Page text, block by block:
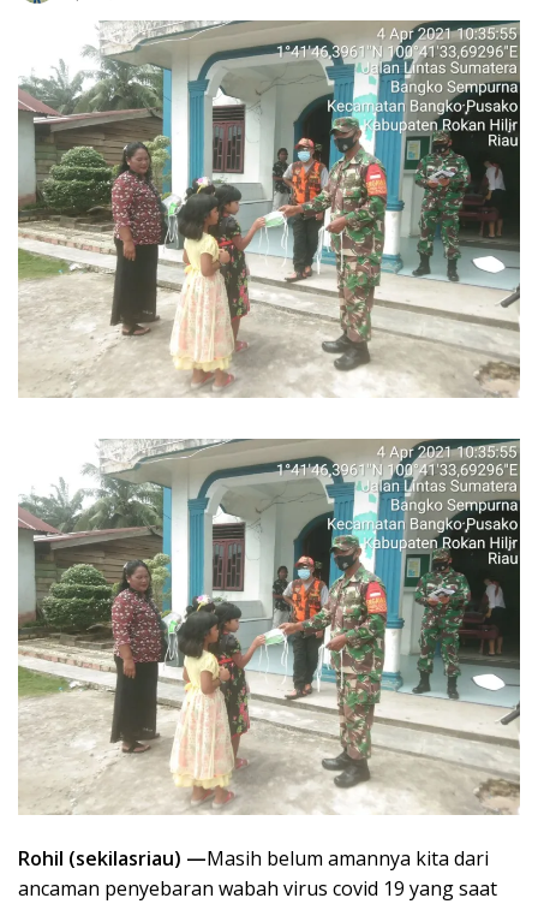
Rohil (sekilasriau) —Masih belum amannya kita dari
ancaman penyebaran wabah virus covid 19 yang saat